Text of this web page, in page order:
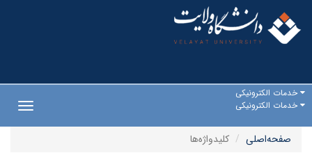
خدمات الکترونیکی
خدمات الکترونیکی
صفحه‌اصلی
کلیدواژه‌ها